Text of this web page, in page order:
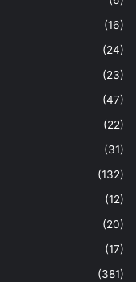
(16)
(24)
(23)
(47)
(22)
(31)
(132)
(12)
(20)
(17)
(381)